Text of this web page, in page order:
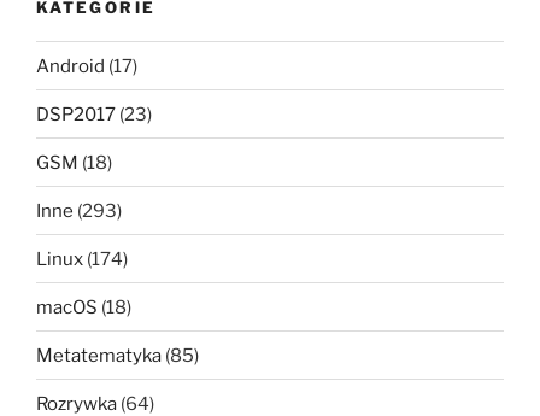
KATEGORIE
Android (17)
DSP2017 (23)
GSM (18)
Inne (293)
Linux (174)
macOS (18)
Metatematyka (85)
Rozrywka (64)